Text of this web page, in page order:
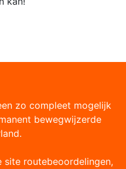
zo compleet mogelijk
bewegwijzerde
routebeoordelingen,